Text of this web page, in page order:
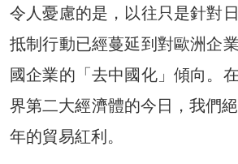
令人憂慮的是，以往只是針對
抵制行動已經蔓延到對歐洲企
國企業的「去中國化」傾向。
界第二大經濟體的今日，我們
年的貿易紅利。